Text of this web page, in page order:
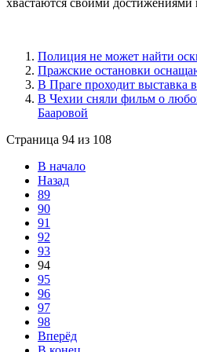
Полиция не может найти
Пражские остановки
В Праге проходит выставка
В Чехии сняли фильм о
Бааровой
Страница 94 из 108
В начало
Назад
89
90
91
92
93
94
95
96
97
98
Вперёд